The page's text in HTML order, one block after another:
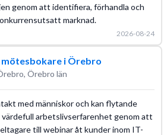
genom att identifiera, förhandla och
marknad.
2026-08-24
i Örebro
Örebro län
med människor och kan flytande
värdefull arbetslivserfarenhet genom att
till webinar åt kunder inom IT-